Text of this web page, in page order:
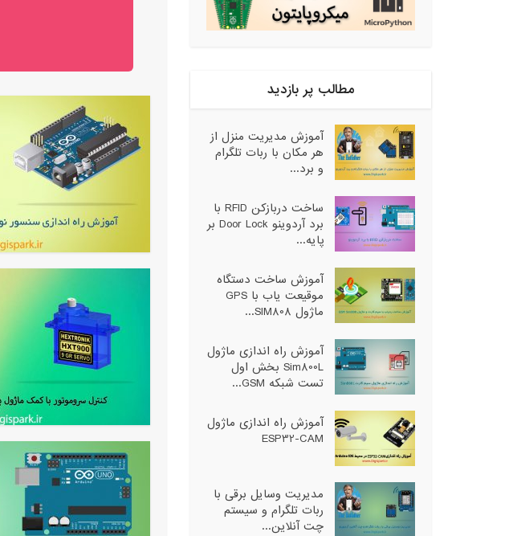
مطالب پر بازدید
آموزش مدیریت منزل از
هر مکان با ربات تلگرام
و برد...
ساخت دربازکن RFID با
برد آردوینو Door Lock بر
پایه...
آموزش ساخت دستگاه
موقیعت یاب با GPS
ماژول SIM808...
آموزش راه اندازی ماژول
Sim800L بخش اول
تست شبکه GSM...
آموزش راه اندازی ماژول
ESP32-CAM
مدیریت وسایل برقی با
ربات تلگرام و سیستم
چت آنلاین...